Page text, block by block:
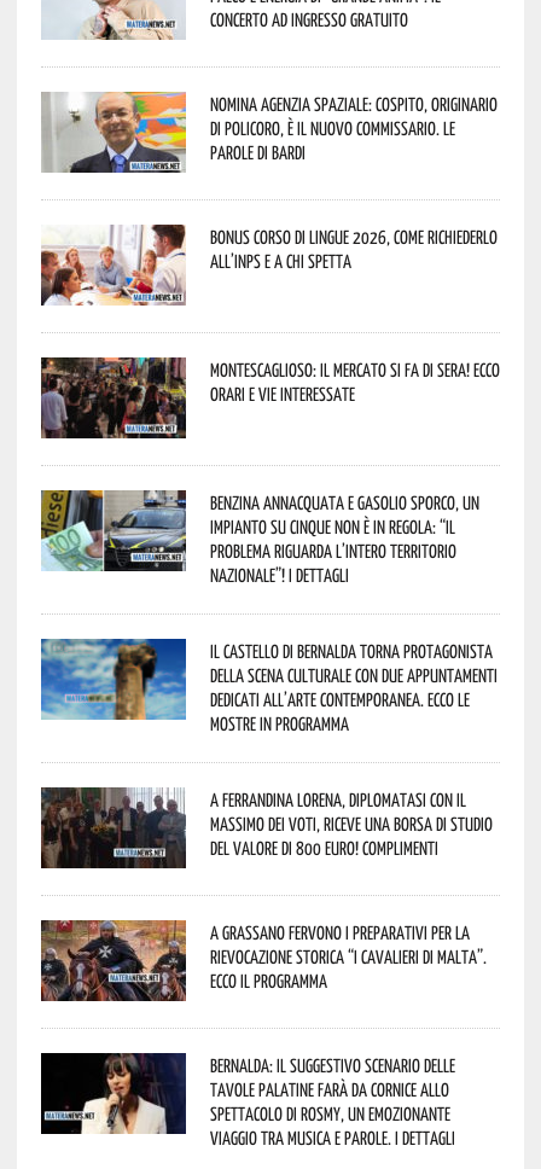
concerto ad ingresso gratuito
Nomina Agenzia Spaziale: Cospito, originario
di Policoro, è il nuovo commissario. Le
parole di Bardi
Bonus corso di lingue 2026, come richiederlo
all’INPS e a chi spetta
Montescaglioso: il mercato si fa di sera! Ecco
orari e vie interessate
Benzina annacquata e gasolio sporco, un
impianto su cinque non è in regola: “il
problema riguarda l’intero territorio
Nazionale”! I dettagli
Il Castello di Bernalda torna protagonista
della scena culturale con due appuntamenti
dedicati all’arte contemporanea. Ecco le
mostre in programma
A Ferrandina Lorena, diplomatasi con il
massimo dei voti, riceve una borsa di studio
del valore di 800 euro! Complimenti
A Grassano fervono i preparativi per la
Rievocazione Storica “I CAVALIERI DI MALTA”.
Ecco il programma
Bernalda: il suggestivo scenario delle
Tavole Palatine farà da cornice allo
spettacolo di Rosmy, un emozionante
viaggio tra musica e parole. I dettagli